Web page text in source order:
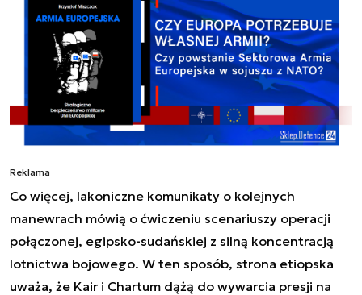
Reklama
Co więcej, lakoniczne komunikaty o kolejnych
manewrach mówią o ćwiczeniu scenariuszy operacji
połączonej, egipsko-sudańskiej z silną koncentracją
lotnictwa bojowego. W ten sposób, strona etiopska
uważa, że Kair i Chartum dążą do wywarcia presji na